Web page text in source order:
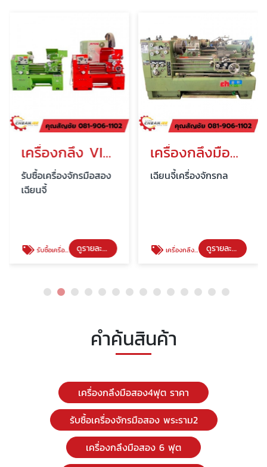
เครื่องกลึง VICTOR 5 ฟุต พระราม 2
รับซื้อเครื่องจักรมือสอง
เฉียนจี้
รับซื้อเครื่องจักรมือสอง พระราม2 ดูรายละเอียด
เครื่องกลึงมือสอง 6 ฟุต
เฉียนจี้เครื่องจักรกล
เครื่องกลึงมือสอง 6 ฟุต ดูรายละเอียด
คำค้นสินค้า
เครื่องกลึงมือสอง4ฟุต ราคา
รับซื้อเครื่องจักรมือสอง พระราม2
เครื่องกลึงมือสอง 6 ฟุต